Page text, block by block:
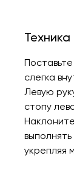
слегка
Левую
стопу
укрепляя